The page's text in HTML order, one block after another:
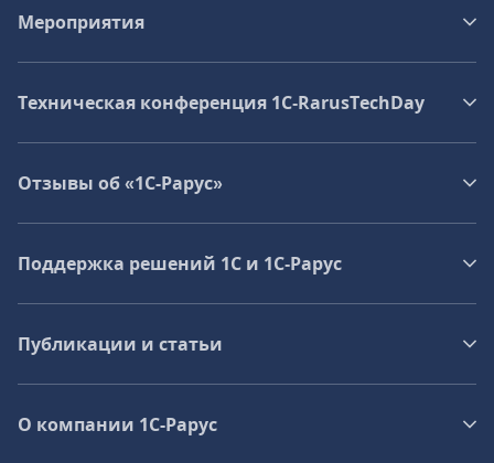
Мероприятия
Техническая конференция 1C‑RarusTechDay
Отзывы об «1С-Рарус»
Поддержка решений 1С и 1С‑Рарус
Публикации и статьи
О компании 1C-Рарус